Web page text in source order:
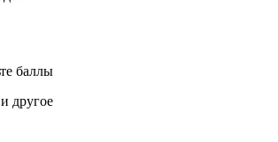
баллы
другое